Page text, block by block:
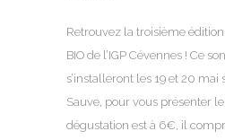
Retrouvez la troisième
BIO de l’IGP Cévennes ! Ce
s’installeront les 19 et 20 mai
Sauve, pour vous présenter
dégustation est à 6€, il